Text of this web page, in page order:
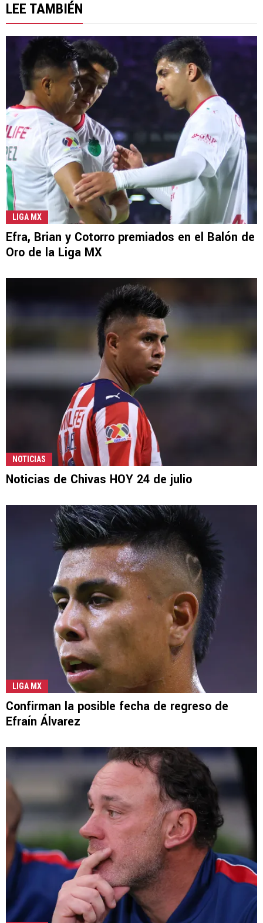
LEE TAMBIÉN
LIGA MX
Efra, Brian y Cotorro premiados en el Balón de
Oro de la Liga MX
NOTICIAS
Noticias de Chivas HOY 24 de julio
LIGA MX
Confirman la posible fecha de regreso de
Efraín Álvarez